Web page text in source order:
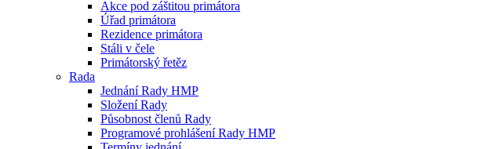
Akce pod záštitou primátora
Úřad primátora
Rezidence primátora
Stáli v čele
Primátorský řetěz
Rada
Jednání Rady HMP
Složení Rady
Působnost členů Rady
Programové prohlášení Rady HMP